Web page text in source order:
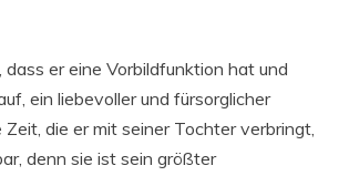
er eine Vorbildfunktion hat und
ein liebevoller und fürsorglicher
Zeit, die er mit seiner Tochter verbringt,
denn sie ist sein größter